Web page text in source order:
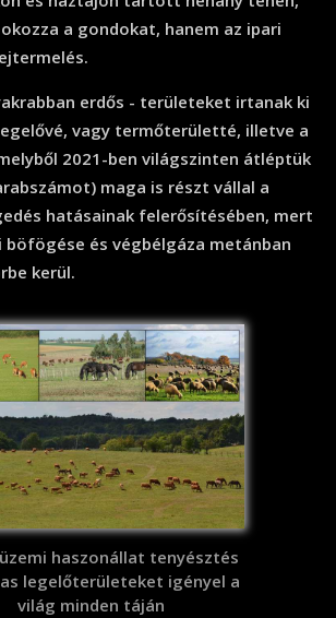
a gondokat, hanem az ipari
erdős - területeket irtanak ki
vagy termőterületté, illetve a
2021-ben világszinten átléptük
maga is részt vállal a
hatásainak felerősítésében, mert
böfögése és végbélgáza metánban
kerül.
haszonállat tenyésztés
legelőterületeket igényel a
világ minden táján